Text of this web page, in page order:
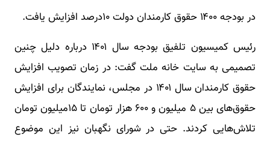
در بودجه ۱۴۰۰ حقوق کارمندان دولت ۱۰درصد افزایش یافت.
رئیس کمیسیون تلفیق بودجه سال ۱۴۰۱ درباره دلیل چنین
تصمیمی به سایت خانه ملت گفت: در زمان تصویب افزایش
حقوق کارمندان سال ۱۴۰۱ در مجلس، نمایندگان برای افزایش
حقوق‌های بین ۵ میلیون و ۶۰۰ هزار تومان تا ۱۵میلیون تومان
تلاش‌هایی کردند. حتی در شورای نگهبان نیز این موضوع